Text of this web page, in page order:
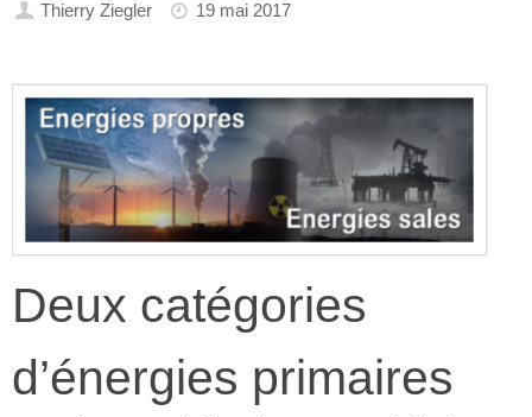
Thierry Ziegler 19 mai 2017
Deux catégories
d’énergies primaires